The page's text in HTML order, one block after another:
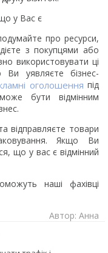
у Вас є
про ресурси,
з покупцями або
використовувати ці
Ви уявляєте бізнес-
оголошення під
бути відмінним
відправляєте товари
Якщо Ви
що у вас є відмінний
наші фахівці
Автор: Анна